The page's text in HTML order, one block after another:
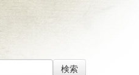
検索